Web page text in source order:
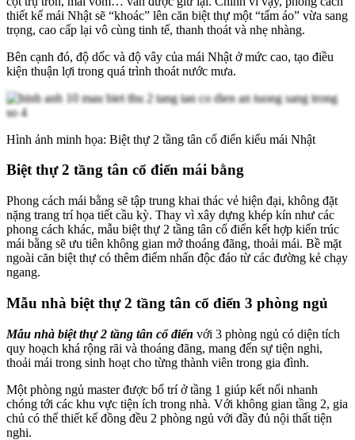
thiết kế mái Nhật sẽ “khoác” lên căn biệt thự một “tấm áo” vừa sang
trọng, cao cấp lại vô cùng tinh tế, thanh thoát và nhẹ nhàng.
Bên cạnh đó, độ dốc và độ vây của mái Nhật ở mức cao, tạo điều
kiện thuận lợi trong quá trình thoát nước mưa.
Hình ảnh minh họa: Biệt thự 2 tầng tân cổ điển kiểu mái Nhật
Biệt thự 2 tầng tân cổ điển mái bằng
Phong cách mái bằng sẽ tập trung khai thác vẻ hiện đại, không đặt
nặng trang trí họa tiết cầu kỳ. Thay vì xây dựng khép kín như các
phong cách khác, mẫu biệt thự 2 tầng tân cổ điển kết hợp kiến trúc
mái bằng sẽ ưu tiên không gian mở thoáng đãng, thoải mái. Bề mặt
ngoài căn biệt thự có thêm điểm nhấn độc đáo từ các đường kẻ chạy
ngang.
Mẫu nhà biệt thự 2 tầng tân cổ điển 3 phòng ngủ
Mẫu nhà biệt thự 2 tầng tân cổ điển với 3 phòng ngủ có diện tích
quy hoạch khá rộng rãi và thoáng đãng, mang đến sự tiện nghi,
thoải mái trong sinh hoạt cho từng thành viên trong gia đình.
Một phòng ngủ master được bố trí ở tầng 1 giúp kết nối nhanh
chóng tới các khu vực tiện ích trong nhà. Với không gian tầng 2, gia
chủ có thể thiết kế đồng đều 2 phòng ngủ với đầy đủ nội thất tiện
nghi.